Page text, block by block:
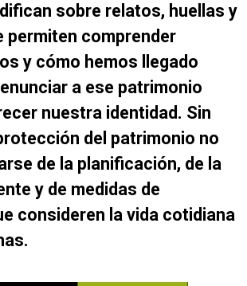
sobre relatos, huellas y
permiten comprender
y cómo hemos llegado
a ese patrimonio
nuestra identidad. Sin
del patrimonio no
de la planificación, de la
y de medidas de
consideren la vida cotidiana